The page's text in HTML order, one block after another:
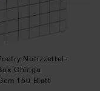
Notizzettel-
Chingu
150 Blatt